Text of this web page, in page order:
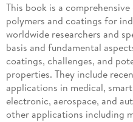
This book is a
polymers and coatings for
worldwide researchers and
basis and fundamental
coatings, challenges, and
properties. They include
applications in medical,
electronic, aerospace, and
other applications including